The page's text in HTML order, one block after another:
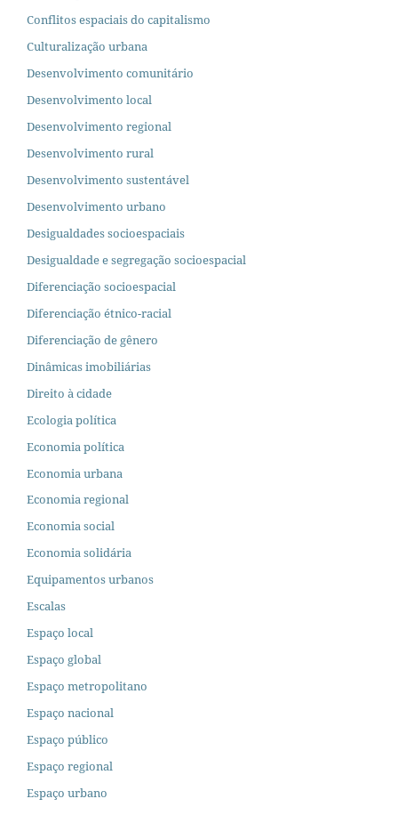
Conflitos espaciais do capitalismo
Culturalização urbana
Desenvolvimento comunitário
Desenvolvimento local
Desenvolvimento regional
Desenvolvimento rural
Desenvolvimento sustentável
Desenvolvimento urbano
Desigualdades socioespaciais
Desigualdade e segregação socioespacial
Diferenciação socioespacial
Diferenciação étnico-racial
Diferenciação de gênero
Dinâmicas imobiliárias
Direito à cidade
Ecologia política
Economia política
Economia urbana
Economia regional
Economia social
Economia solidária
Equipamentos urbanos
Escalas
Espaço local
Espaço global
Espaço metropolitano
Espaço nacional
Espaço público
Espaço regional
Espaço urbano